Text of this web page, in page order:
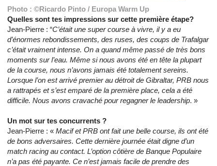
Photo : ©Ricardo Pinto / Europa Warm Up
Quelles sont tes impressions sur cette première étape?
Jean-Pierre : “C’était une super course à vivre, il y a eu
d’énormes rebondissements, des ruses, des coups de Trafalgar
c’était vraiment intense. On a quand même passé de très bons
moments sur l’eau. Même si nous avons été en tête la plupart
de la course, nous n’avons jamais été totalement sereins.
Lorsque l’on est arrivé premier au détroit de Gibraltar, PRB nous
a rattrapés et s’est emparé de la première place, cela a été
difficile. Nous avons cravaché pour regagner le leadership. »
Un mot sur tes concurrents ?
Jean-Pierre : « Macif et PRB ont fait une belle course, ils ont été
de bons adversaires. Cette dernière journée était digne d’un
match racing au contact. L’option côtière de Banque Populaire
n’a pas été payante. Ce n’est jamais facile de prendre des